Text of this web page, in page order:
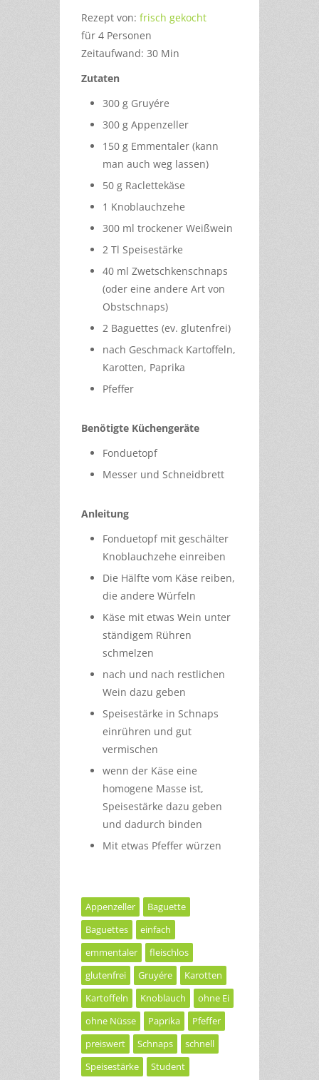
Rezept von: frisch gekocht
für 4 Personen
Zeitaufwand: 30 Min
Zutaten
300 g Gruyére
300 g Appenzeller
150 g Emmentaler (kann
man auch weg lassen)
50 g Raclettekäse
1 Knoblauchzehe
300 ml trockener Weißwein
2 Tl Speisestärke
40 ml Zwetschkenschnaps
(oder eine andere Art von
Obstschnaps)
2 Baguettes (ev. glutenfrei)
nach Geschmack Kartoffeln,
Karotten, Paprika
Pfeffer
Benötigte Küchengeräte
Fonduetopf
Messer und Schneidbrett
Anleitung
Fonduetopf mit geschälter
Knoblauchzehe einreiben
Die Hälfte vom Käse reiben,
die andere Würfeln
Käse mit etwas Wein unter
ständigem Rühren
schmelzen
nach und nach restlichen
Wein dazu geben
Speisestärke in Schnaps
einrühren und gut
vermischen
wenn der Käse eine
homogene Masse ist,
Speisestärke dazu geben
und dadurch binden
Mit etwas Pfeffer würzen
Appenzeller
Baguette
Baguettes
einfach
emmentaler
fleischlos
glutenfrei
Gruyére
Karotten
Kartoffeln
Knoblauch
ohne Ei
ohne Nüsse
Paprika
Pfeffer
preiswert
Schnaps
schnell
Speisestärke
Student